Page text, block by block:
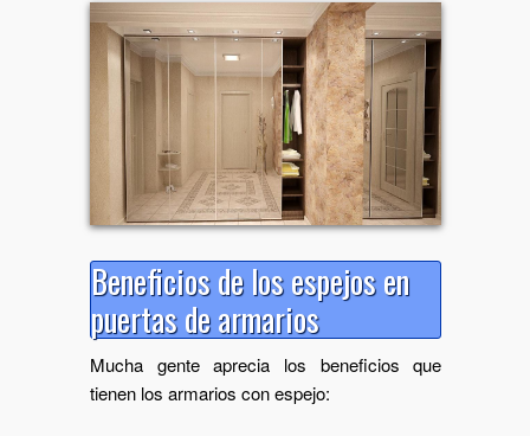
Beneficios de los espejos en
puertas de armarios
Mucha gente aprecia los beneficios que
tienen los armarios con espejo: